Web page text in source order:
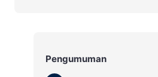
Pengumuman